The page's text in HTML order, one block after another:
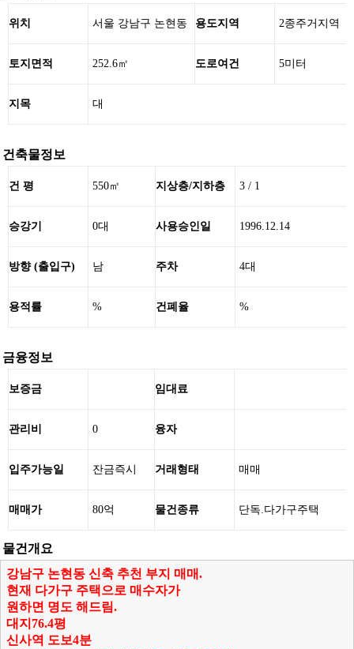
위치 서울 강남구 논현동 용도지역 2종주거지역
토지면적 252.6㎡ 도로여건 5미터
지목 대
건축물정보
건 평 550㎡ 지상층/지하층 3 / 1
승강기 0대 사용승인일 1996.12.14
방향 (출입구) 남 주차 4대
용적률 % 건폐율 %
금융정보
보증금 임대료
관리비 0 융자
입주가능일 잔금즉시 거래형태 매매
매매가 80억 물건종류 단독.다가구주택
물건개요
강남구 논현동 신축 추천 부지 매매.
현재 다가구 주택으로 매수자가
원하면 명도 해드림.
대지76.4평
신사역 도보4분